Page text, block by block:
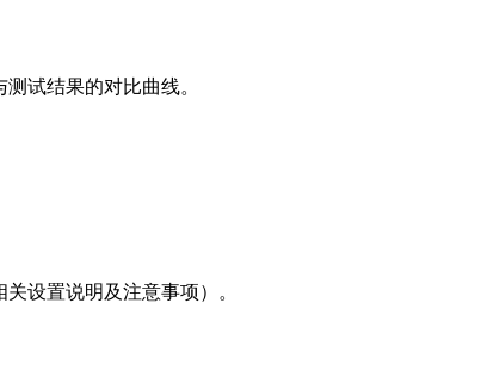
试结果的对比曲线。
设置说明及注意事项）。